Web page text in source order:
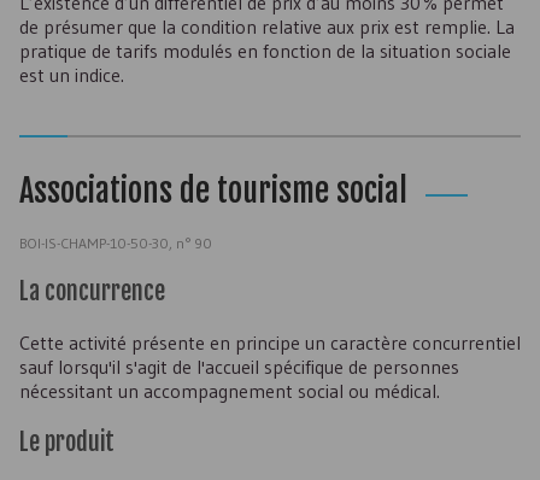
de présumer que la condition relative aux prix est remplie. La
pratique de tarifs modulés en fonction de la situation sociale
est un indice.
Associations de tourisme social
BOI-IS-CHAMP-10-50-30, n° 90
La concurrence
Cette activité présente en principe un caractère concurrentiel
sauf lorsqu'il s'agit de l'accueil spécifique de personnes
nécessitant un accompagnement social ou médical.
Le produit